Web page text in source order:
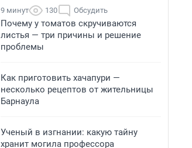
9 минут 130 Обсудить
Почему у томатов скручиваются
листья — три причины и решение
проблемы
Как приготовить хачапури —
несколько рецептов от жительницы
Барнаула
Ученый в изгнании: какую тайну
хранит могила профессора